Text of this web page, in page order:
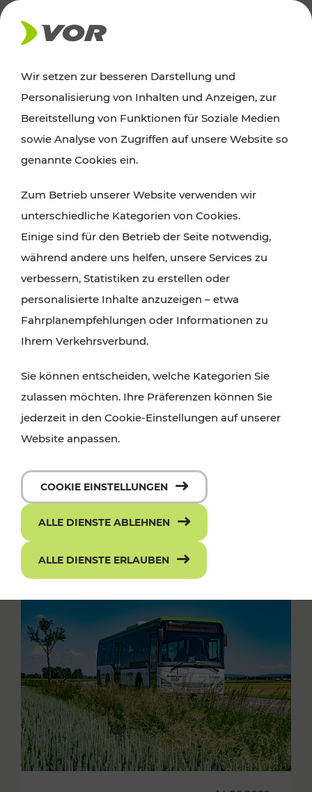
AKTUELLES
News
Alle wichtigen Meldungen zu Fahrplanänderungen,
finden Sie hier im Überblick.
Wir setzen zur besseren Darstellung und
Personalisierung von Inhalten und Anzeigen, zur
Bereitstellung von Funktionen für Soziale Medien
sowie Analyse von Zugriffen auf unsere Website so
genannte Cookies ein.
Zum Betrieb unserer Website verwenden wir
unterschiedliche Kategorien von Cookies.
Einige sind für den Betrieb der Seite notwendig,
während andere uns helfen, unsere Services zu
verbessern, Statistiken zu erstellen oder
personalisierte Inhalte anzuzeigen – etwa
Fahrplanempfehlungen oder Informationen zu
Ihrem Verkehrsverbund.
Sie können entscheiden, welche Kategorien Sie
zulassen möchten. Ihre Präferenzen können Sie
jederzeit in den Cookie-Einstellungen auf unserer
Website anpassen.
COOKIE EINSTELLUNGEN
ALLE DIENSTE ABLEHNEN
ALLE DIENSTE ERLAUBEN